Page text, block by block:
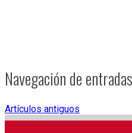
Navegación de entradas
Artículos antiguos